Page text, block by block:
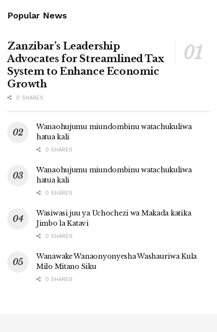
Popular News
Zanzibar’s Leadership
Advocates for Streamlined Tax
System to Enhance Economic
Growth
0 SHARES
Wanaohujumu miundombinu watachukuliwa
hatua kali
0 SHARES
Wanaohujumu miundombinu watachukuliwa
hatua kali
0 SHARES
Wasiwasi juu ya Uchochezi wa Makada katika
Jimbo la Katavi
0 SHARES
Wanawake Wanaonyonyesha Washauriwa Kula
Milo Mitano Siku
0 SHARES